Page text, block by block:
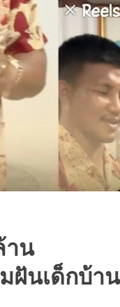
าน
ฝันเด็กบ้า